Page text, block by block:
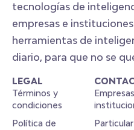
tecnologías de
empresas e
herramientas de
diario, para que no se
LEGAL
Términos y
condiciones
Política de